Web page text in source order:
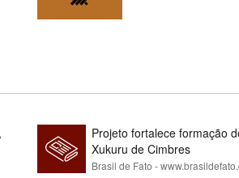
Projeto fortalece formação
Xukuru de Cimbres
Brasil de Fato -